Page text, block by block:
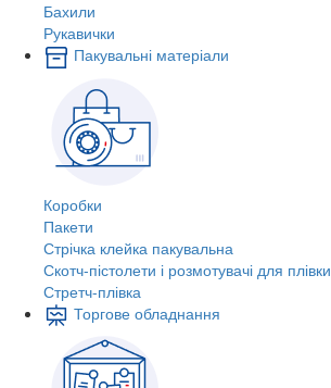
Бахили
Рукавички
Пакувальні матеріали
Коробки
Пакети
Стрічка клейка пакувальна
Скотч-пістолети і розмотувачі для плівки
Стретч-плівка
Торгове обладнання